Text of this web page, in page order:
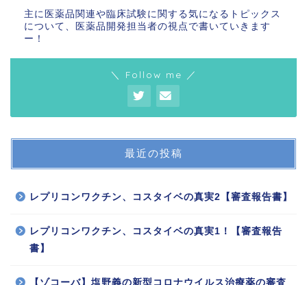
主に医薬品関連や臨床試験に関する気になるトピックス
について、医薬品開発担当者の視点で書いていきます
ー！
＼ Follow me ／
最近の投稿
レプリコンワクチン、コスタイベの真実2【審査報告書】
レプリコンワクチン、コスタイベの真実1！【審査報告
書】
【ゾコーバ】塩野義の新型コロナウイルス治療薬の審査